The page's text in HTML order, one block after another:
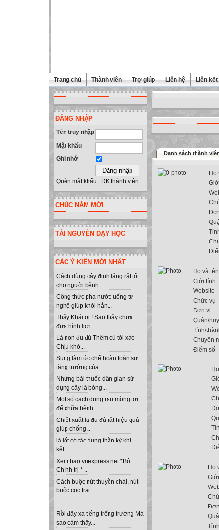
Trang chủ Thành viên Trợ giúp Liên hệ Liên kết
ĐĂNG NHẬP
Tên truy nhập
Mật khẩu
Ghi nhớ
Quên mật khẩu ĐK thành viên
CHÚC NĂM MỚI
TÀI NGUYÊN DẠY HỌC
CÁC Ý KIẾN MỚI NHẤT
Cách dùng cây đinh lăng rất tốt
cho người bênh...
Công thức pha nước uống từ
nghệ giúp khỏi hẳn...
Thầy Khái ơi ! Sao thầy chưa
đưa hình lịch...
Lá non đu đủ Thêm củ tỏi xào
Chịu khó...
Sung làm ức chế hoàn toàn sự
tăng trưởng của...
Những bài thuốc dân gian sử
dụng cây lá bỏng...
Một số cách dùng rau mồng tơi
để chữa bệnh...
Chiết xuất lá đu đủ rất hiệu quả
giúp chống...
lá lốt có tác dụng thần kỳ khi
kết...
Xem bao vnexpress.net *Bộ
Chính trị * ...
Cách buộc nút thuyền chài, nút
buộc cọc trại ...
...
Rồi đây xa tiếng trống trường Mà
sao cảm thấy...
Danh sách thành
Họ
Họ và tên
Giới tính
Website
Chức vụ
Đơn vị
Quận/
Tỉnh/
Chuyên
Điểm số
Họ